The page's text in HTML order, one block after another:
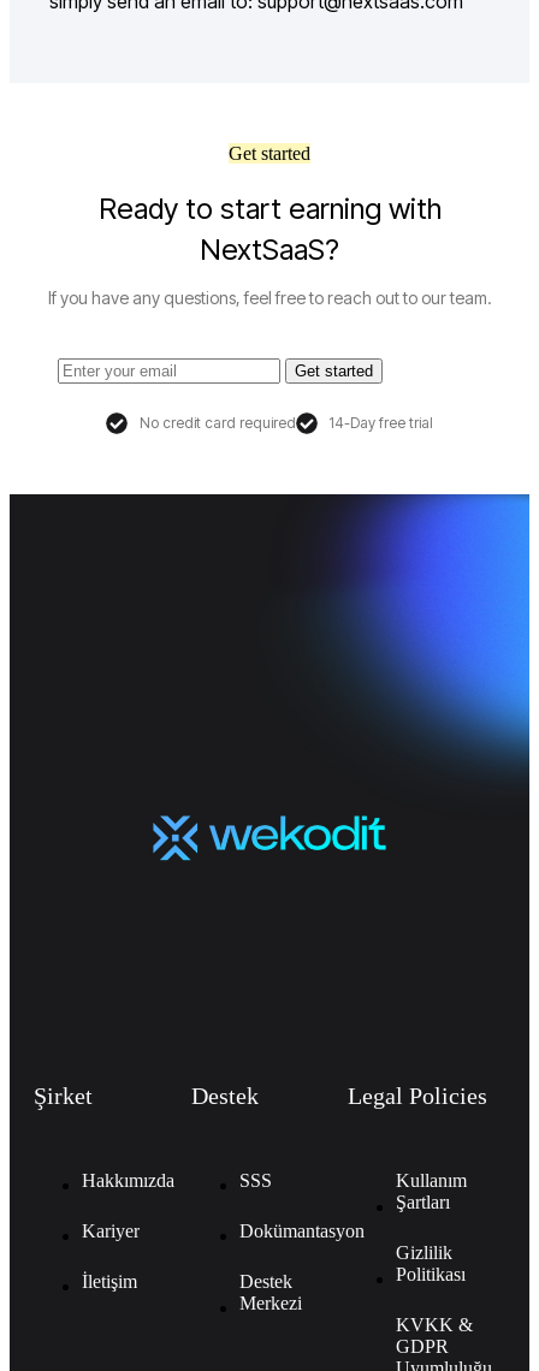
Get started
Ready to start earning with
NextSaaS?
If you have any questions, feel free to reach out to our team.
Get started
No credit card required 14-Day free trial
Şirket
Hakkımızda
Kariyer
İletişim
Destek
SSS
Dokümantasyon
Destek
Merkezi
Legal Policies
Kullanım
Şartları
Gizlilik
Politikası
KVKK &
GDPR